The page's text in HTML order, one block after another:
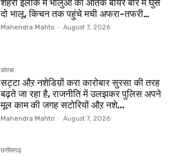
शहरी इलाके में भालुओं का आतंक बीयर बार में घुसे
दो भालू, किचन तक पहुंचे मची अफरा-तफरी…
Mahendra Mahto - August 7, 2026
कोरबा
सट्टा औऱ नशेडिय़ों करा कारोबार सुरसा की तरह
बढ़ते जा रहा है, राजनीति में उलझकर पुलिस अपने
मूल काम की जगह सटोरियों औऱ नशे...
Mahendra Mahto - August 7, 2026
छत्तीसगढ़